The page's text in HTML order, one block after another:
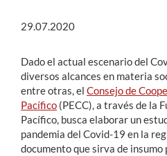
29.07.2020
Dado el actual escenario del
diversos alcances en materia
entre otras, el Consejo de
Pacífico (PECC), a través de la
Pacífico, busca elaborar un
pandemia del Covid-19 en la
documento que sirva de